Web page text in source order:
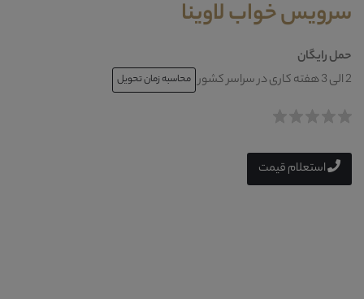
سرویس خواب لاوینا
حمل رایگان
2 الی 3 هفته کاری در سراسر کشور
محاسبه زمان تحویل
استعلام قیمت